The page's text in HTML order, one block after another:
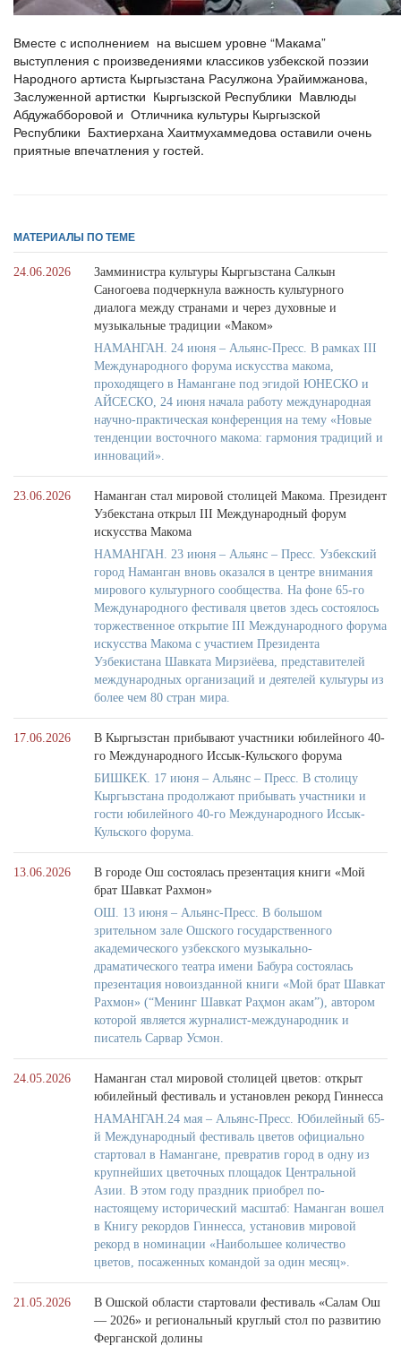
Вместе с исполнением на высшем уровне “Макама”
выступления с произведениями классиков узбекской поэзии
Народного артиста Кыргызстана Расулжона Урайимжанова,
Заслуженной артистки Кыргызской Республики Мавлюды
Абдужабборовой и Отличника культуры Кыргызской
Республики Бахтиерхана Хаитмухаммедова оставили очень
приятные впечатления у гостей.
МАТЕРИАЛЫ ПО ТЕМЕ
24.06.2026
Замминистра культуры Кыргызстана Салкын
Саногоева подчеркнула важность культурного
диалога между странами и через духовные и
музыкальные традиции «Маком»
НАМАНГАН. 24 июня – Альянс-Пресс. В рамках III
Международного форума искусства макома,
проходящего в Намангане под эгидой ЮНЕСКО и
АЙСЕСКО, 24 июня начала работу международная
научно-практическая конференция на тему «Новые
тенденции восточного макома: гармония традиций и
инноваций».
23.06.2026
Наманган стал мировой столицей Макома. Президент
Узбекстана открыл III Международный форум
искусства Макома
НАМАНГАН. 23 июня – Альянс – Пресс. Узбекский
город Наманган вновь оказался в центре внимания
мирового культурного сообщества. На фоне 65-го
Международного фестиваля цветов здесь состоялось
торжественное открытие III Международного форума
искусства Макома с участием Президента
Узбекистана Шавката Мирзиёева, представителей
международных организаций и деятелей культуры из
более чем 80 стран мира.
17.06.2026
В Кыргызстан прибывают участники юбилейного 40-
го Международного Иссык-Кульского форума
БИШКЕК. 17 июня – Альянс – Пресс. В столицу
Кыргызстана продолжают прибывать участники и
гости юбилейного 40-го Международного Иссык-
Кульского форума.
13.06.2026
В городе Ош состоялась презентация книги «Мой
брат Шавкат Рахмон»
ОШ. 13 июня – Альянс-Пресс. В большом
зрительном зале Ошского государственного
академического узбекского музыкально-
драматического театра имени Бабура состоялась
презентация новоизданной книги «Мой брат Шавкат
Рахмон» (“Менинг Шавкат Раҳмон акам”), автором
которой является журналист-международник и
писатель Сарвар Усмон.
24.05.2026
Наманган стал мировой столицей цветов: открыт
юбилейный фестиваль и установлен рекорд Гиннесса
НАМАНГАН.24 мая – Альянс-Пресс. Юбилейный 65-
й Международный фестиваль цветов официально
стартовал в Намангане, превратив город в одну из
крупнейших цветочных площадок Центральной
Азии. В этом году праздник приобрел по-
настоящему исторический масштаб: Наманган вошел
в Книгу рекордов Гиннесса, установив мировой
рекорд в номинации «Наибольшее количество
цветов, посаженных командой за один месяц».
21.05.2026
В Ошской области стартовали фестиваль «Салам Ош
— 2026» и региональный круглый стол по развитию
Ферганской долины